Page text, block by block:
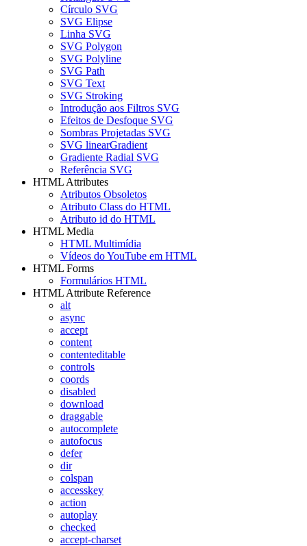
Círculo SVG
SVG Elipse
Linha SVG
SVG Polygon
SVG Polyline
SVG Path
SVG Text
SVG Stroking
Introdução aos Filtros SVG
Efeitos de Desfoque SVG
Sombras Projetadas SVG
SVG linearGradient
Gradiente Radial SVG
Referência SVG
HTML Attributes
Atributos Obsoletos
Atributo Class do HTML
Atributo id do HTML
HTML Media
HTML Multimídia
Vídeos do YouTube em HTML
HTML Forms
Formulários HTML
HTML Attribute Reference
alt
async
accept
content
contenteditable
controls
coords
disabled
download
draggable
autocomplete
autofocus
defer
dir
colspan
accesskey
action
autoplay
checked
accept-charset